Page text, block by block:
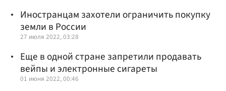
Иностранцам захотели ограничить покупку
земли в России
27 июля 2022, 03:28
Еще в одной стране запретили продавать
вейпы и электронные сигареты
01 июня 2022, 00:46